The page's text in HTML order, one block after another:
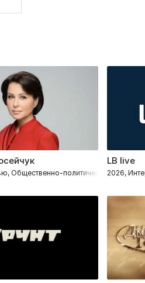
Общественно-политическое
LB live
2026,